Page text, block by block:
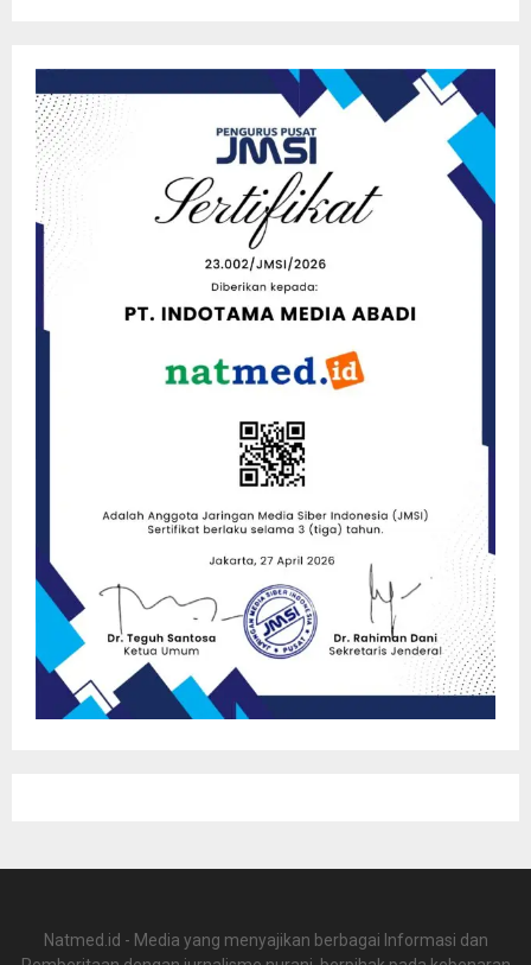
Natmed.id - Media yang menyajikan berbagai Informasi dan